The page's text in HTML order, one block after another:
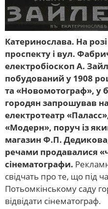
Катеринослава. На
проспекту і вул.
електробіоскоп А.
побудований у 1908
та «Новомотограф», у
городян запрошував
електротеатр
«Модерн», поруч із
магазин Ф.П.
речами продавалися
сінематографи.
свідчать про те, що під
Потьомкінському саду
відвідати сінематограф.